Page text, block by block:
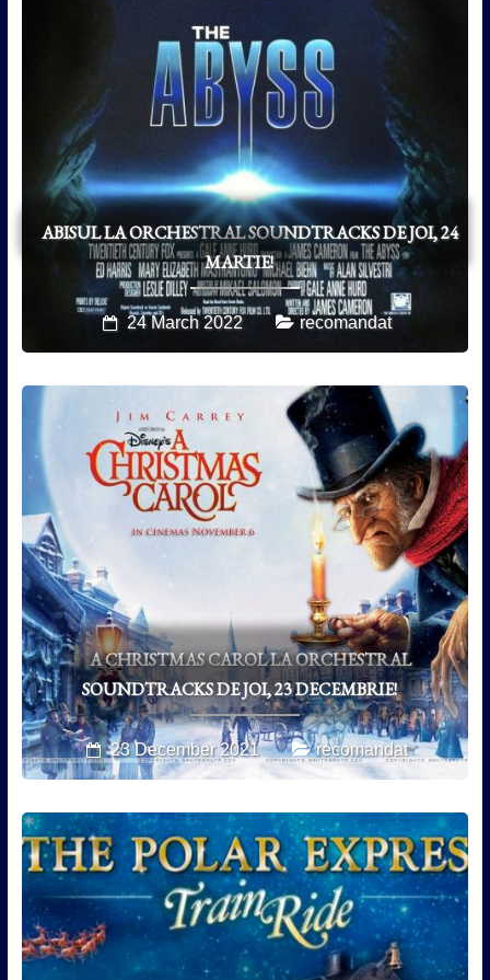
ABISUL LA ORCHESTRAL SOUNDTRACKS DE JOI, 24
MARTIE!
24 March 2022 recomandat
A CHRISTMAS CAROL LA ORCHESTRAL
SOUNDTRACKS DE JOI, 23 DECEMBRIE!
23 December 2021 recomandat